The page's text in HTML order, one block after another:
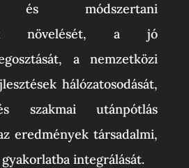
és módszertani
növelését, a jó
a nemzetközi
hálózatosodását,
utánpótlás
eredmények társadalmi,
integrálását.